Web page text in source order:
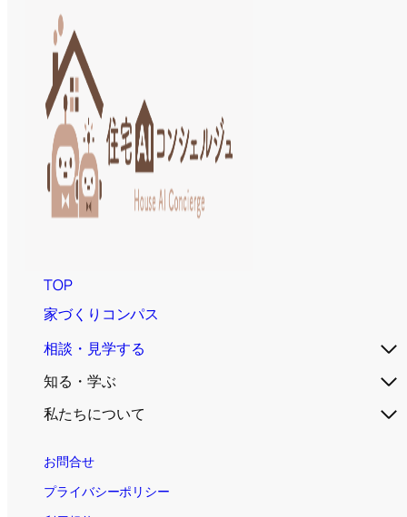
TOP
家づくりコンパス
相談・見学する
知る・学ぶ
私たちについて
お問合せ
プライバシーポリシー